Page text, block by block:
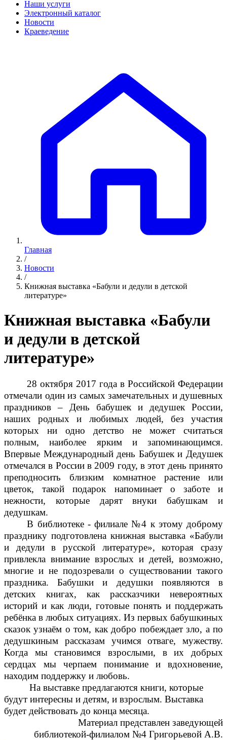
Наши услуги
Электронный каталог
Новости
Краеведение
Главная
/
Новости
/
Книжная выставка «Бабули и дедули в детской
литературе»
Книжная выставка «Бабули
и дедули в детской
литературе»
28 октября 2017 года в Российской Федерации
отмечали один из самых замечательных и душевных
праздников – День бабушек и дедушек России,
наших родных и любимых людей, без участия
которых ни одно детство не может считаться
полным, наиболее ярким и запоминающимся.
Впервые Международный день Бабушек и Дедушек
отмечался в России в 2009 году, в этот день принято
преподносить близким комнатное растение или
цветок, такой подарок напоминает о заботе и
нежности, которые дарят внуки бабушкам и
дедушкам.
В библиотеке - филиале №4 к этому доброму
празднику подготовлена книжная выставка «Бабули
и дедули в русской литературе», которая сразу
привлекла внимание взрослых и детей, возможно,
многие и не подозревали о существовании такого
праздника. Бабушки и дедушки появляются в
детских книгах, как рассказчики невероятных
историй и как люди, готовые понять и поддержать
ребёнка в любых ситуациях. Из первых бабушкиных
сказок узнаём о том, как добро побеждает зло, а по
дедушкиным рассказам учимся отваге, мужеству.
Когда мы становимся взрослыми, в их добрых
сердцах мы черпаем понимание и вдохновение,
находим поддержку и любовь.
На выставке предлагаются книги, которые
будут интересны и детям, и взрослым. Выставка
будет действовать до конца месяца.
Материал представлен заведующей
библиотекой-филиалом №4 Григорьевой А.В.